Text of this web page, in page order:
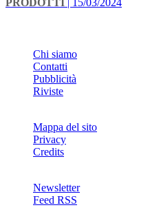
PRODOTTI | 15/03/2024
Chi siamo
Contatti
Pubblicità
Riviste
Mappa del sito
Privacy
Credits
Newsletter
Feed RSS